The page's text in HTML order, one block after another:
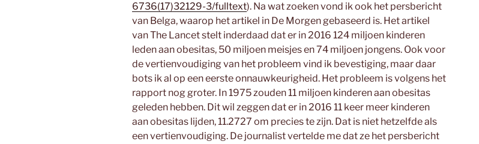
6736(17)32129-3/fulltext). Na wat zoeken vond ik ook het persbericht
van Belga, waarop het artikel in De Morgen gebaseerd is. Het artikel
van The Lancet stelt inderdaad dat er in 2016 124 miljoen kinderen
leden aan obesitas, 50 miljoen meisjes en 74 miljoen jongens. Ook voor
de vertienvoudiging van het probleem vind ik bevestiging, maar daar
bots ik al op een eerste onnauwkeurigheid. Het probleem is volgens het
rapport nog groter. In 1975 zouden 11 miljoen kinderen aan obesitas
geleden hebben. Dit wil zeggen dat er in 2016 11 keer meer kinderen
aan obesitas lijden, 11.2727 om precies te zijn. Dat is niet hetzelfde als
een vertienvoudiging. De journalist vertelde me dat ze het persbericht